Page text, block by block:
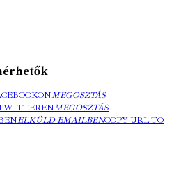
MEGOSZTÁS
MEGOSZTÁS
ELKÜLD EMAILBENCOPY URL TO